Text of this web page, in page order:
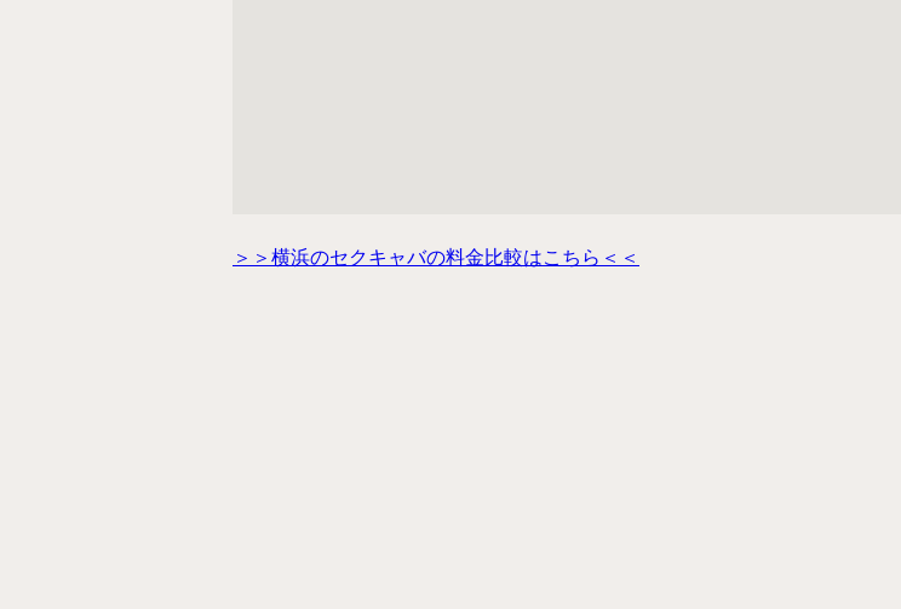
＞＞横浜のセクキャバの料金比較はこちら＜＜